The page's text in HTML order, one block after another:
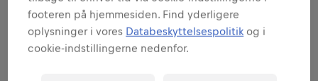
ANSVAR
footeren på hjemmesiden. Find yderligere
oplysninger i vores Databeskyttelsespolitik og i
cookie-indstillingerne nedenfor.